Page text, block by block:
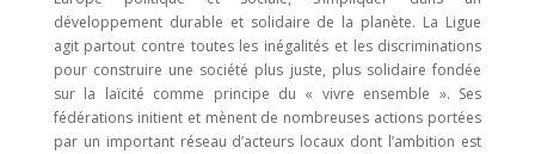
développement durable et solidaire de la planète. La Ligue
agit partout contre toutes les inégalités et les discriminations
pour construire une société plus juste, plus solidaire fondée
sur la laïcité comme principe du « vivre ensemble ». Ses
fédérations initient et mènent de nombreuses actions portées
par un important réseau d’acteurs locaux dont l’ambition est